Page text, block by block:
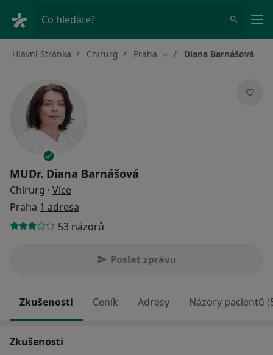
Co hledáte?
Hlavní Stránka Chirurg Praha Změna města
Diana Barnášová
MUDr. Diana Barnášová
Chirurg · Více
Praha 1 adresa
53 názorů
Poslat zprávu
Zkušenosti Ceník Adresy Názory pacientů
Zkušenosti